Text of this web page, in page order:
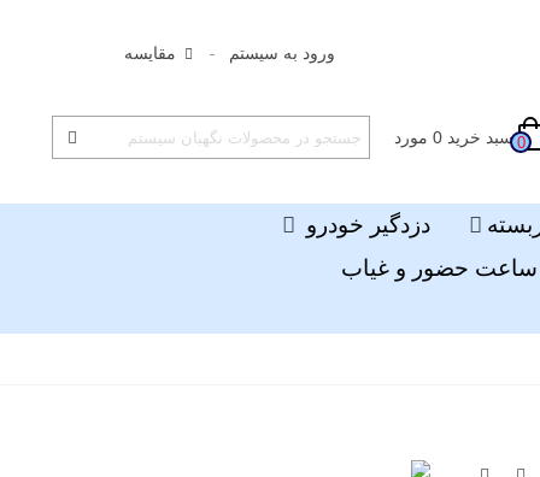
ورود به سیستم مقایسه
0 سبد خرید 0 مورد
دزدگیر خودرو
ساعت حضور و غیاب